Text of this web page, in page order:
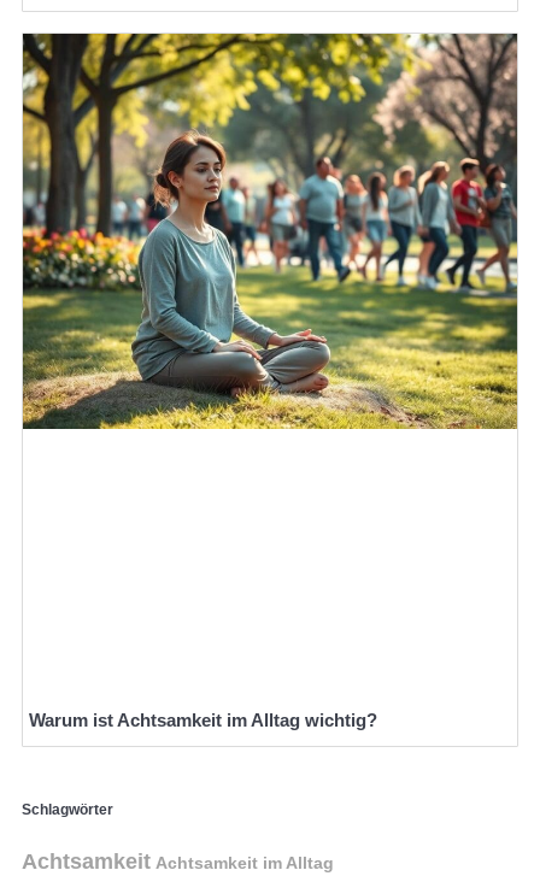
Warum ist Achtsamkeit im Alltag wichtig?
Schlagwörter
Achtsamkeit Achtsamkeit im Alltag